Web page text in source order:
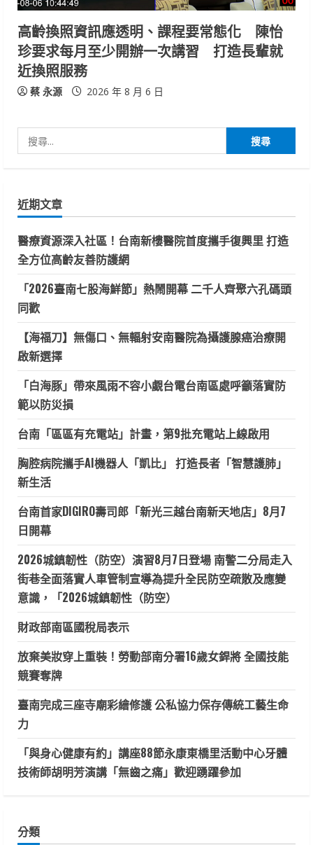
高齡換照資訊應透明、課程要常態化 陳怡
珍要求每月至少開辦一次講習 打造長輩就
近換照服務
蔡 永源 2026 年 8 月 6 日
尋
字:
近期文章
醫療資源深入社區！台南新樓醫院首度攜手復興里 打造
全方位高齡友善防護網
「2026臺南七股海鮮節」熱鬧開幕 二千人齊聚六孔碼頭
同歡
【海福刀】無傷口、無輻射安南醫院為攝護腺癌治療開
啟新選擇
「白海豚」帶來風雨不容小覷台電台南區處呼籲落實防
範以防災損
台南「區區有充電站」計畫，第9批充電站上線啟用
胸腔病院攜手AI機器人「凱比」 打造長者「智慧護肺」
新生活
台南首家DIGIRO壽司郎「新光三越台南新天地店」8月7
日開幕
2026城鎮韌性（防空）演習8月7日登場 南警二分局走入
街巷全面落實人車管制宣導為提升全民防空疏散及應變
意識，「2026城鎮韌性（防空）
財政部南區國稅局表示
放棄美妝穿上重裝！勞動部南分署16歲女銲將 全國技能
競賽奪牌
臺南完成三座寺廟彩繪修護 公私協力保存傳統工藝生命
力
「與身心健康有約」講座88節永康東橋里活動中心牙體
技術師胡明芳演講「無齒之痛」歡迎踴躍參加
分類